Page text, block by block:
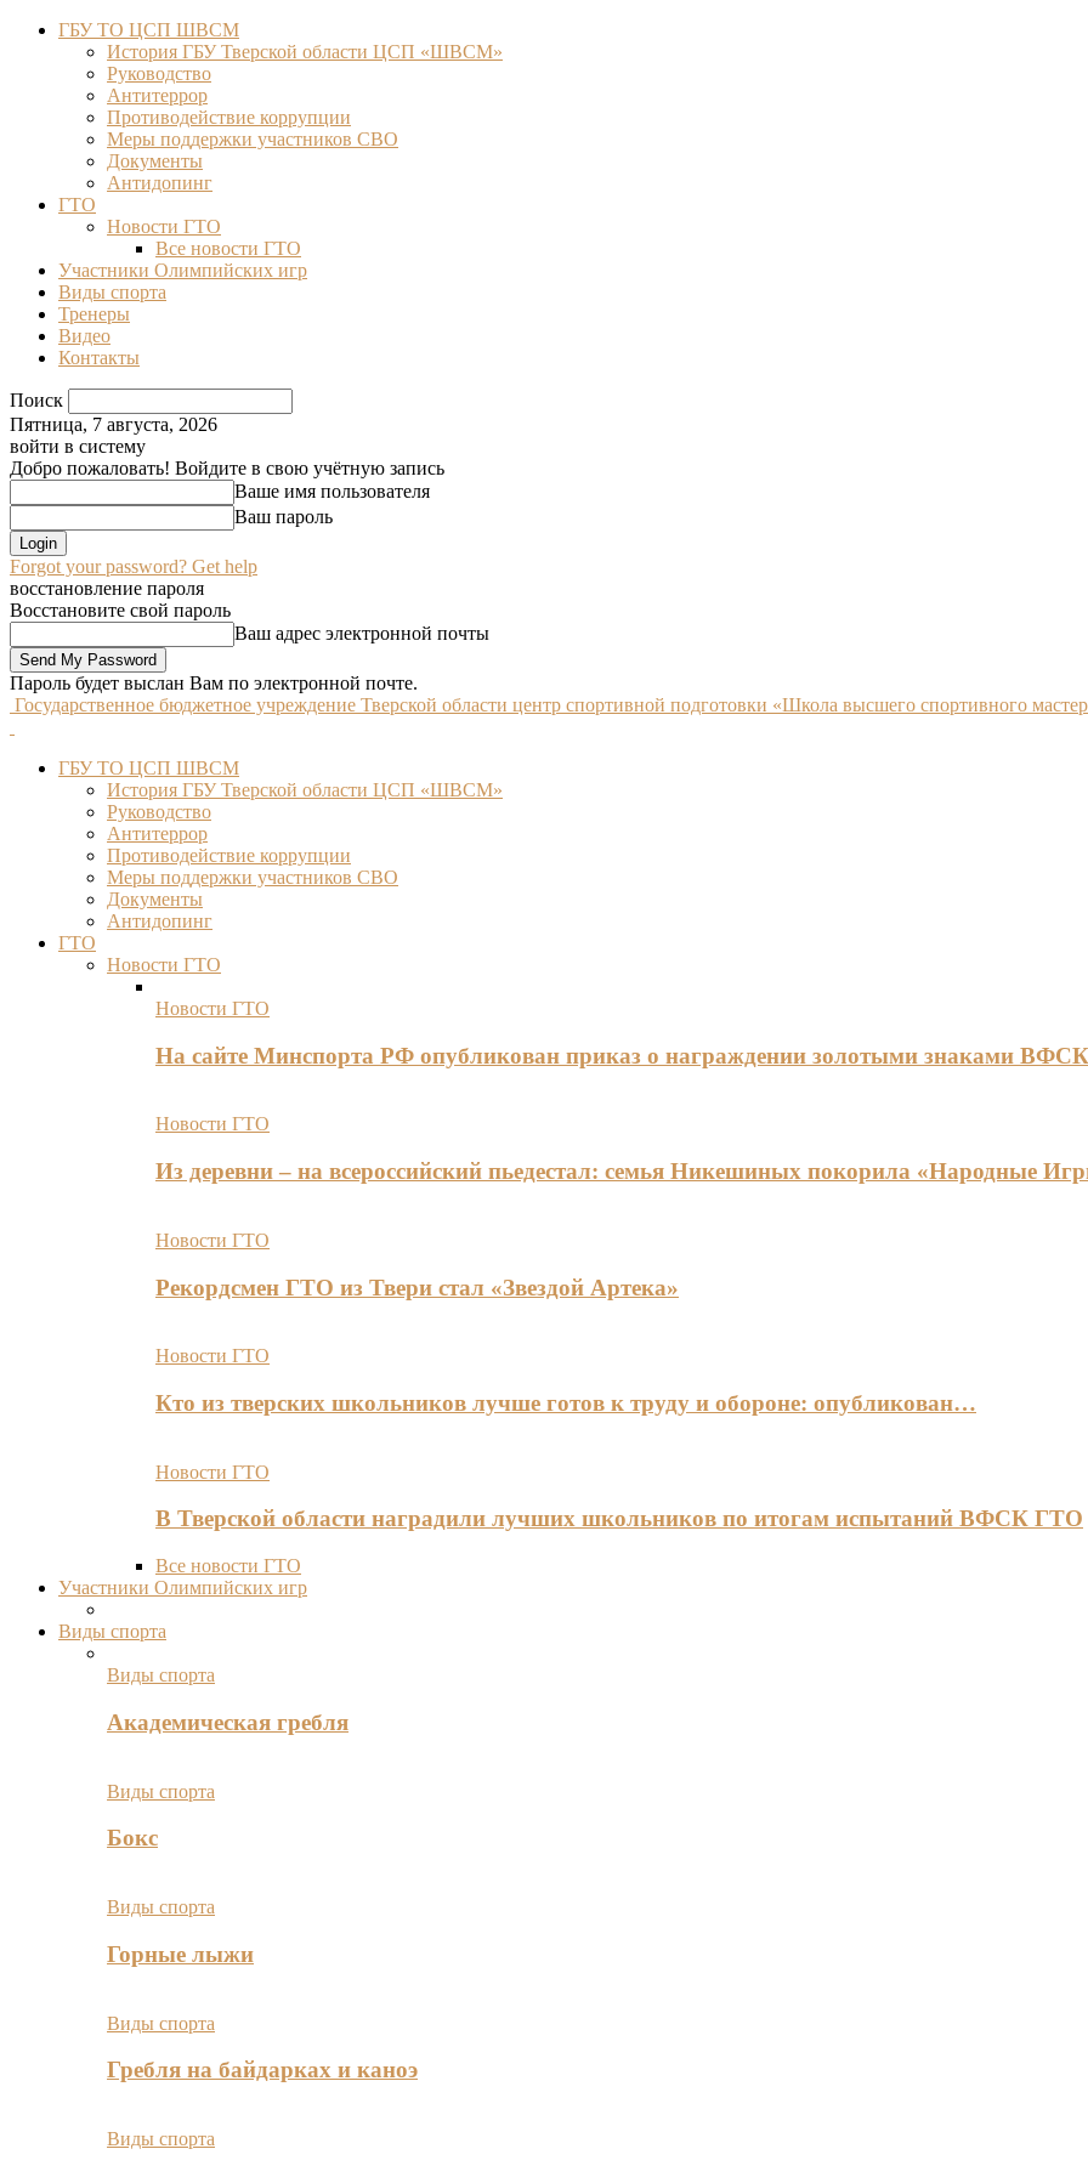
ГБУ ТО ЦСП ШВСМ
История ГБУ Тверской области ЦСП «ШВСМ»
Руководство
Антитеррор
Противодействие коррупции
Меры поддержки участников СВО
Документы
Антидопинг
ГТО
Новости ГТО
Все новости ГТО
Участники Олимпийских игр
Виды спорта
Тренеры
Видео
Контакты
Поиск
Пятница, 7 августа, 2026
войти в систему
Добро пожаловать! Войдите в свою учётную запись
Ваше имя пользователя
Ваш пароль
Forgot your password? Get help
восстановление пароля
Восстановите свой пароль
Ваш адрес электронной почты
Пароль будет выслан Вам по электронной почте.
Государственное бюджетное учреждение Тверской области центр спортивной подготовки «Школа высшего спортивного
ГБУ ТО ЦСП ШВСМ
История ГБУ Тверской области ЦСП «ШВСМ»
Руководство
Антитеррор
Противодействие коррупции
Меры поддержки участников СВО
Документы
Антидопинг
ГТО
Новости ГТО
Новости ГТО
На сайте Минспорта РФ опубликован приказ о награждении золотыми знаками
Новости ГТО
Из деревни – на всероссийский пьедестал: семья Никешиных покорила «Народные
Новости ГТО
Рекордсмен ГТО из Твери стал «Звездой Артека»
Новости ГТО
Кто из тверских школьников лучше готов к труду и обороне: опубликован…
Новости ГТО
В Тверской области наградили лучших школьников по итогам испытаний ВФСК ГТО
Все новости ГТО
Участники Олимпийских игр
Виды спорта
Виды спорта
Академическая гребля
Виды спорта
Бокс
Виды спорта
Горные лыжи
Виды спорта
Гребля на байдарках и каноэ
Виды спорта